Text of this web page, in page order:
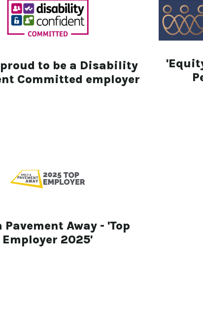
proud to be a Disability
Committed employer
Pavement Away - 'Top
Employer 2025'